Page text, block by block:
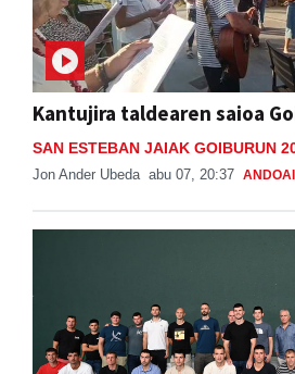
Kantujira taldearen saioa
SAN ESTEBAN JAIAK GOIBURUN
Jon Ander Ubeda abu 07, 20:37